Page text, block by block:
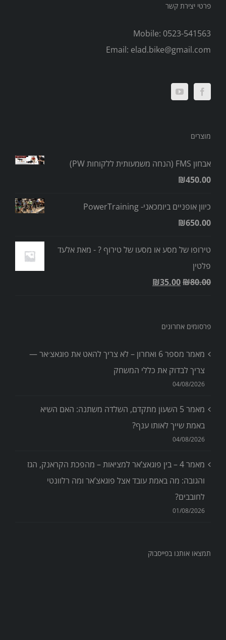
פרטי יצירת קשר
Mobile: 0523-541563
Email: elad.bike@gmail.com
מוצרים
אבחון FMS (הנחה משמעותית ללקוחות PW)
₪450.00
כיוון אופניים ביומכאני- PowerTraining
₪650.00
טירופו של מסע או מסעו של טירוף ? - מאת אלעד
פלטין
₪80.00
₪35.00
פרסומים אחרונים
מאמר מספר 6 ואחרון – לא צריך להאט את פוגאצ׳אר —
צריך לבדוק את כללי המשחק
04/08/2026
מאמר 5 השעון מתקדם, השלדה משתנה: האם השיא
באמת שייך לאותו ענף?
04/08/2026
מאמר 4 – בין פוגאצ’אר למציאות – מהפכת הקראנק, הגז
והגובה: מה באמת עובד אצל פוגאצ’אר ומה רלוונטי
לחובבים?
01/08/2026
תמצאו אותנו בפייסבוק